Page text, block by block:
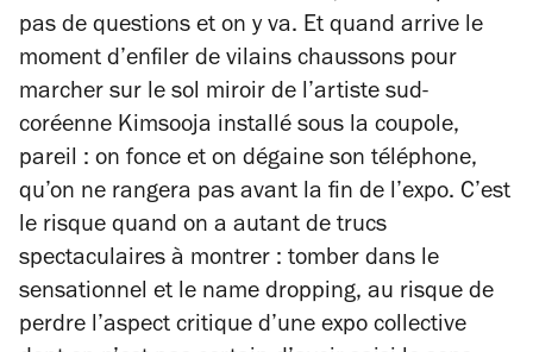
pas de questions et on y va. Et quand arrive le
moment d’enfiler de vilains chaussons pour
marcher sur le sol miroir de l’artiste sud-
coréenne Kimsooja installé sous la coupole,
pareil : on fonce et on dégaine son téléphone,
qu’on ne rangera pas avant la fin de l’expo. C’est
le risque quand on a autant de trucs
spectaculaires à montrer : tomber dans le
sensationnel et le name dropping, au risque de
perdre l’aspect critique d’une expo collective